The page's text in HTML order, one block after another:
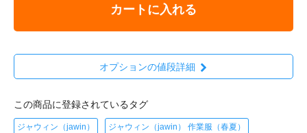
カートに入れる
オプションの値段詳細
この商品に登録されているタグ
ジャウィン（jawin） ジャウィン（jawin） 作業服（春夏）